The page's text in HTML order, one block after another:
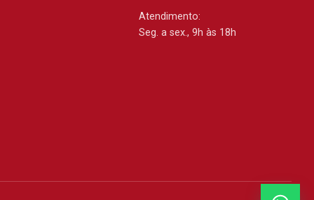
Atendimento:
Seg. a sex., 9h às 18h